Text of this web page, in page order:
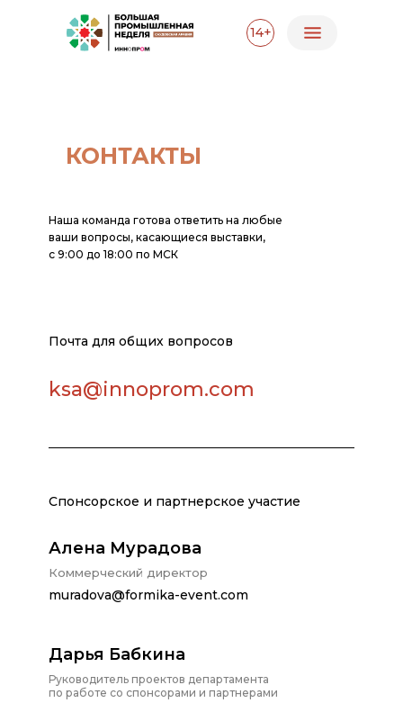
14+
КОНТАКТЫ
Наша команда готова ответить на любые
ваши вопросы, касающиеся выставки,
с 9:00 до 18:00 по МСК
Почта для общих вопросов
Спонсорское и партнерское участие
ksa@innoprom.com
Дарья Бабкина
Руководитель проектов департамента
по работе со спонсорами и партнерами
Алена Мурадова
Коммерческий директор
muradova@formika-event.com